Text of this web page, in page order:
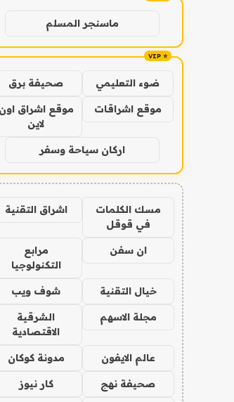
ماسنجر المسلم
ضوء التعليمي صحيفة برق
موقع اشراقات
موقع اشراق اون
لاين
اركان سياحة وسفر
مسك الكلمات
في قوقل
اشراق التقنية
ان سفن
مرابع
التكنولوجيا
خيال التقنية شوف ويب
مجلة الاسهم
الشرقية
الاقتصادية
عالم الايفون مدونة كوكان
صحيفة نهج كار نيوز